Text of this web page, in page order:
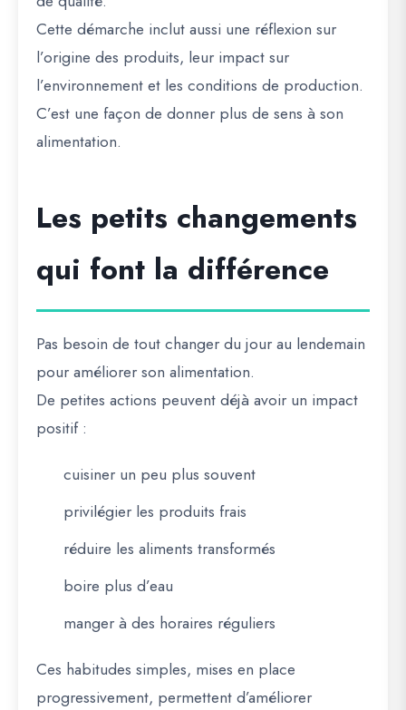
Cette démarche inclut aussi une réflexion sur
l’origine des produits, leur impact sur
l’environnement et les conditions de production.
C’est une façon de donner plus de sens à son
alimentation.
Les petits changements
qui font la différence
Pas besoin de tout changer du jour au lendemain
pour améliorer son alimentation.
De petites actions peuvent déjà avoir un impact
positif :
cuisiner un peu plus souvent
privilégier les produits frais
réduire les aliments transformés
boire plus d’eau
manger à des horaires réguliers
Ces habitudes simples, mises en place
progressivement, permettent d’améliorer